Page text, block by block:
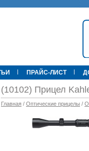
89 000
ПРАЙС-ЛИСТ
(10102) Прицел
Главная / Оптические прицелы /